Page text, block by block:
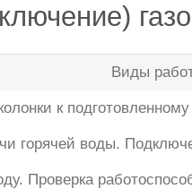
Виды
к
горячей воды.
Проверка